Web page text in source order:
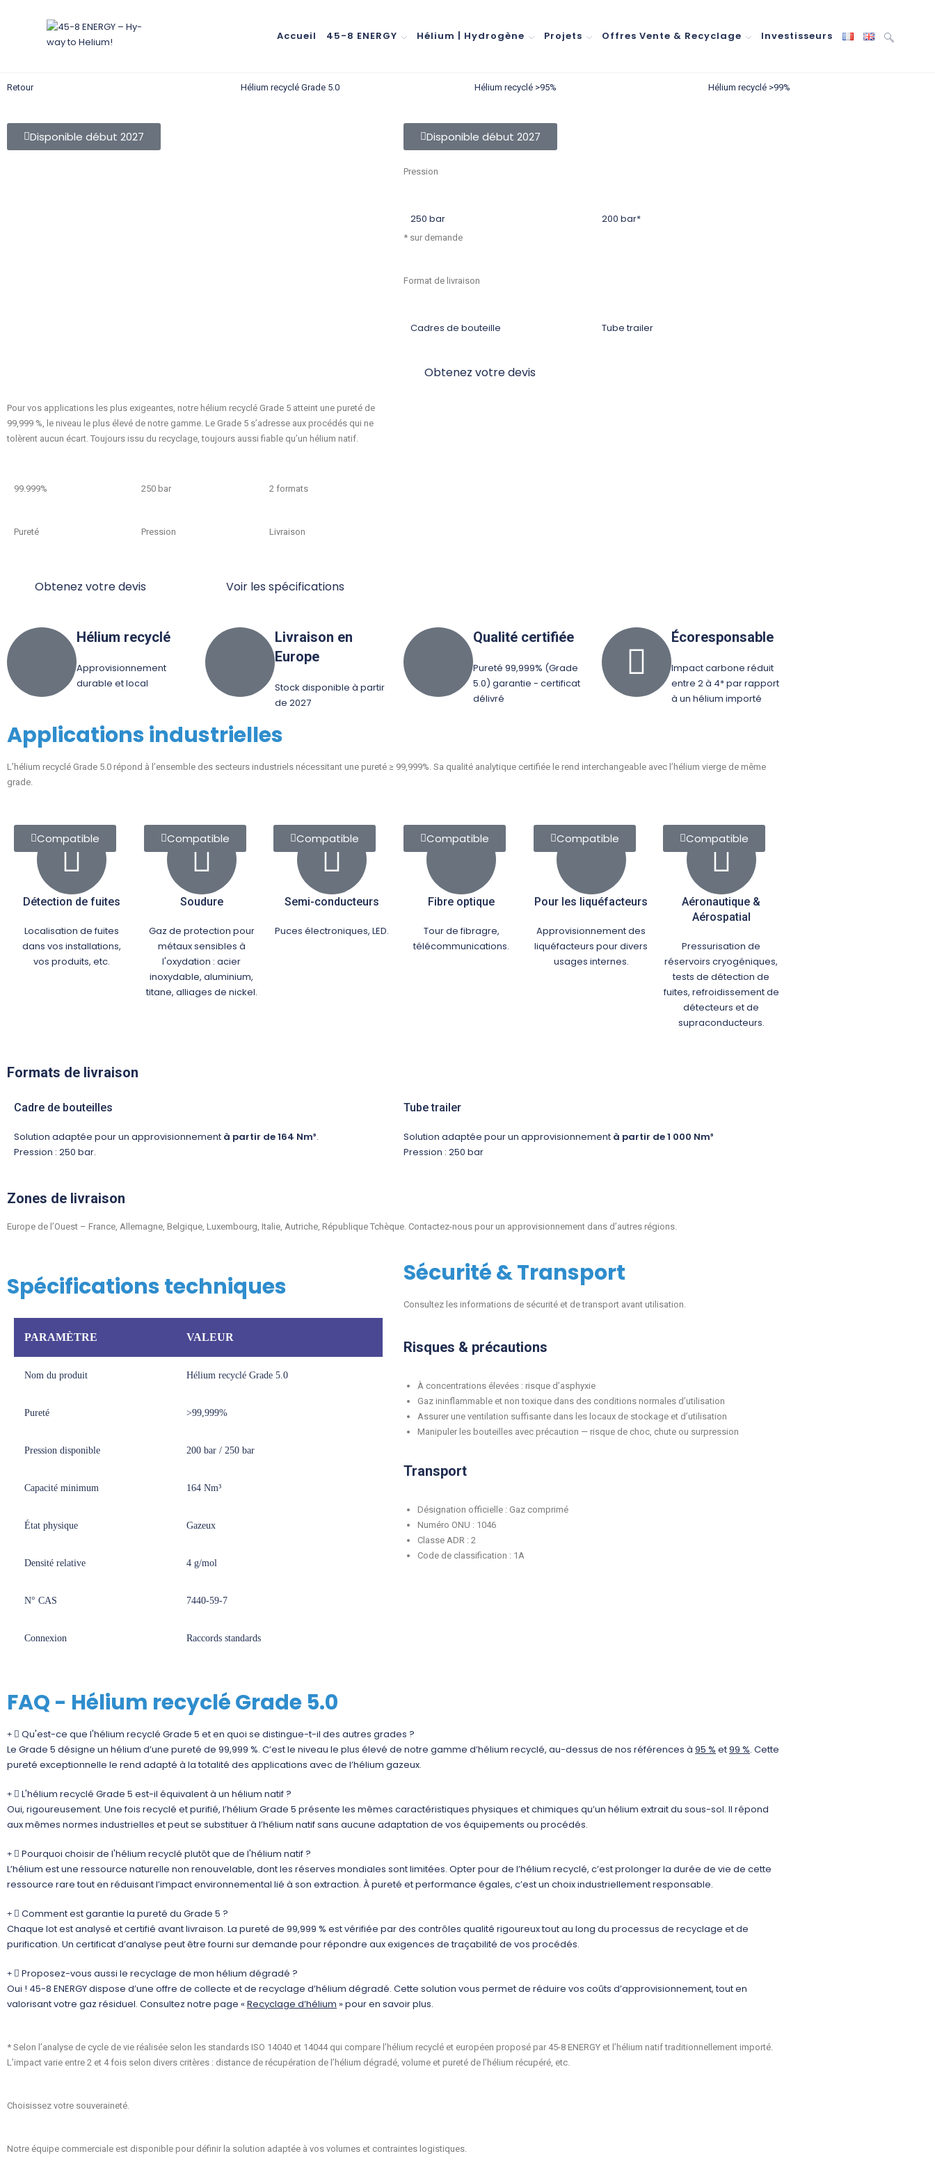
Accueil 45-8 ENERGY Hélium | Hydrogène Projets Offres Vente & Recyclage Investisseurs
Retour Hélium recyclé Grade 5.0 Hélium recyclé >95% Hélium recyclé >99%
Disponible début 2027
Pour vos applications les plus exigeantes, notre hélium recyclé Grade 5 atteint une pureté de
99,999 %, le niveau le plus élevé de notre gamme. Le Grade 5 s’adresse aux procédés qui ne
tolèrent aucun écart. Toujours issu du recyclage, toujours aussi fiable qu’un hélium natif.
99.999%
Pureté
250 bar
Pression
2 formats
Livraison
Obtenez votre devis Voir les spécifications
Disponible début 2027
Pression
250 bar 200 bar*
* sur demande
Format de livraison
Cadres de bouteille Tube trailer
Obtenez votre devis
Hélium recyclé
Approvisionnement
durable et local
Livraison en
Europe
Stock disponible à partir
de 2027
Qualité certifiée
Pureté 99,999% (Grade
5.0) garantie - certificat
délivré
Écoresponsable
Impact carbone réduit
entre 2 à 4* par rapport
à un hélium importé
Applications industrielles
L’hélium recyclé Grade 5.0 répond à l’ensemble des secteurs industriels nécessitant une pureté ≥ 99,999%. Sa qualité analytique certifiée le rend interchangeable avec l’hélium vierge de même
grade.
Détection de fuites
Localisation de fuites
dans vos installations,
vos produits, etc.
Compatible
Soudure
Gaz de protection pour
métaux sensibles à
l'oxydation : acier
inoxydable, aluminium,
titane, alliages de nickel.
Compatible
Semi-conducteurs
Puces électroniques, LED.
Compatible
Fibre optique
Tour de fibragre,
télécommunications.
Compatible
Pour les liquéfacteurs
Approvisionnement des
liquéfacteurs pour divers
usages internes.
Compatible
Aéronautique &
Aérospatial
Pressurisation de
réservoirs cryogéniques,
tests de détection de
fuites, refroidissement de
détecteurs et de
supraconducteurs.
Compatible
Formats de livraison
Cadre de bouteilles
Solution adaptée pour un approvisionnement à partir de 164 Nm³.
Pression : 250 bar.
Tube trailer
Solution adaptée pour un approvisionnement à partir de 1 000 Nm³
Pression : 250 bar
Zones de livraison
Europe de l’Ouest – France, Allemagne, Belgique, Luxembourg, Italie, Autriche, République Tchèque. Contactez-nous pour un approvisionnement dans d’autres régions.
Spécifications techniques
PARAMÈTRE VALEUR
Nom du produit Hélium recyclé Grade 5.0
Pureté >99,999%
Pression disponible 200 bar / 250 bar
Capacité minimum 164 Nm³
État physique Gazeux
Densité relative 4 g/mol
N° CAS 7440-59-7
Connexion Raccords standards
Sécurité & Transport
Consultez les informations de sécurité et de transport avant utilisation.
Risques & précautions
À concentrations élevées : risque d’asphyxie
Gaz ininflammable et non toxique dans des conditions normales d’utilisation
Assurer une ventilation suffisante dans les locaux de stockage et d’utilisation
Manipuler les bouteilles avec précaution — risque de choc, chute ou surpression
Transport
Désignation officielle : Gaz comprimé
Numéro ONU : 1046
Classe ADR : 2
Code de classification : 1A
FAQ - Hélium recyclé Grade 5.0
Qu'est-ce que l'hélium recyclé Grade 5 et en quoi se distingue-t-il des autres grades ?
Le Grade 5 désigne un hélium d’une pureté de 99,999 %. C’est le niveau le plus élevé de notre gamme d’hélium recyclé, au-dessus de nos références à 95 % et99 %. Cette
pureté exceptionnelle le rend adapté à la totalité des applications avec de l’hélium gazeux.
L'hélium recyclé Grade 5 est-il équivalent à un hélium natif ?
Oui, rigoureusement. Une fois recyclé et purifié, l’hélium Grade 5 présente les mêmes caractéristiques physiques et chimiques qu’un hélium extrait du sous-sol. Il répond
aux mêmes normes industrielles et peut se substituer à l’hélium natif sans aucune adaptation de vos équipements ou procédés.
Pourquoi choisir de l'hélium recyclé plutôt que de l'hélium natif ?
L’hélium est une ressource naturelle non renouvelable, dont les réserves mondiales sont limitées. Opter pour de l’hélium recyclé, c’est prolonger la durée de vie de cette
ressource rare tout en réduisant l’impact environnemental lié à son extraction. À pureté et performance égales, c’est un choix industriellement responsable.
Comment est garantie la pureté du Grade 5 ?
Chaque lot est analysé et certifié avant livraison. La pureté de 99,999 % est vérifiée par des contrôles qualité rigoureux tout au long du processus de recyclage et de
purification. Un certificat d’analyse peut être fourni sur demande pour répondre aux exigences de traçabilité de vos procédés.
Proposez-vous aussi le recyclage de mon hélium dégradé ?
Oui ! 45-8 ENERGY dispose d’une offre de collecte et de recyclage d’hélium dégradé. Cette solution vous permet de réduire vos coûts d’approvisionnement, tout en
valorisant votre gaz résiduel. Consultez notre page « Recyclage d’hélium » pour en savoir plus.
* Selon l’analyse de cycle de vie réalisée selon les standards ISO 14040 et 14044 qui compare l’hélium recyclé et européen proposé par 45-8 ENERGY et l’hélium natif traditionnellement importé.
L’impact varie entre 2 et 4 fois selon divers critères : distance de récupération de l’hélium dégradé, volume et pureté de l’hélium récupéré, etc.
Choisissez votre souveraineté.
Notre équipe commerciale est disponible pour définir la solution adaptée à vos volumes et contraintes logistiques.